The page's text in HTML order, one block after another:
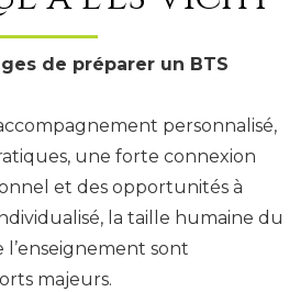
de préparer un BTS
personnalisé,
une forte connexion
et des opportunités à
la taille humaine du
sont
majeurs.